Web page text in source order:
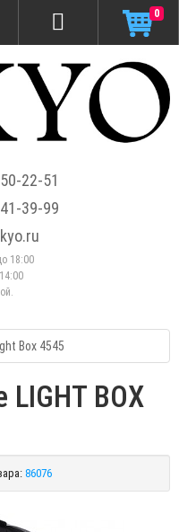
22-51
39-99
18:00
0
Box 4545
BOX
86076